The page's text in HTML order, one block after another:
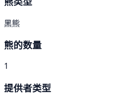
黑熊
熊的数量
1
提供者类型